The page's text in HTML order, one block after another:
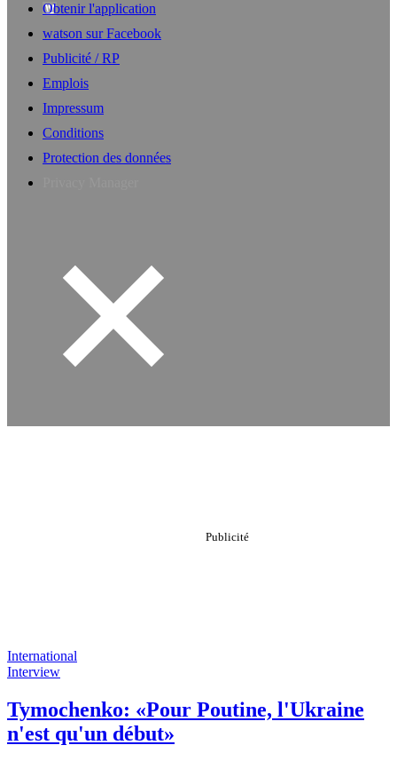
Obtenir l'application
watson sur Facebook
Publicité / RP
Emplois
Impressum
Conditions
Protection des données
International
Interview
Tymochenko: «Pour Poutine, l'Ukraine
n'est qu'un début»